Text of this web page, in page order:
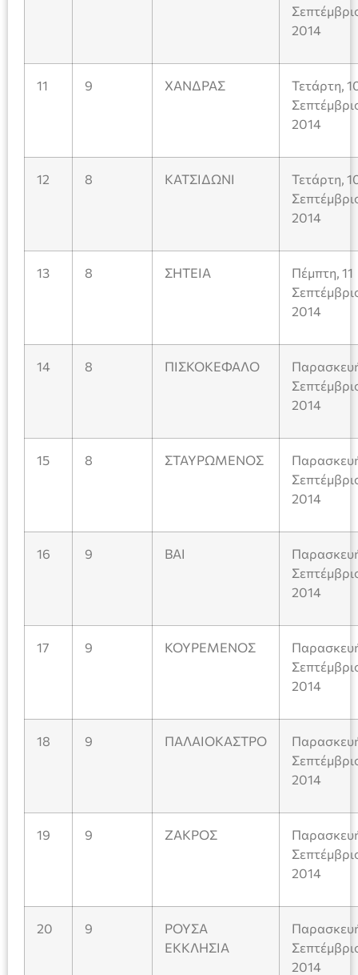
2014
11 9 ΧΑΝΔΡΑΣ
Τετάρτη,
2014
12 8 ΚΑΤΣΙΔΩΝΙ
Τετάρτη,
2014
13 8 ΣΗΤΕΙΑ
Πέμπτη, 11
2014
14 8 ΠΙΣΚΟΚΕΦΑΛΟ
2014
15 8 ΣΤΑΥΡΩΜΕΝΟΣ
2014
16 9 ΒΑΙ
2014
17 9 ΚΟΥΡΕΜΕΝΟΣ
2014
18 9 ΠΑΛΑΙΟΚΑΣΤΡΟ
2014
19 9 ΖΑΚΡΟΣ
2014
20 9
ΡΟΥΣΑ
ΕΚΚΛΗΣΙΑ
2014